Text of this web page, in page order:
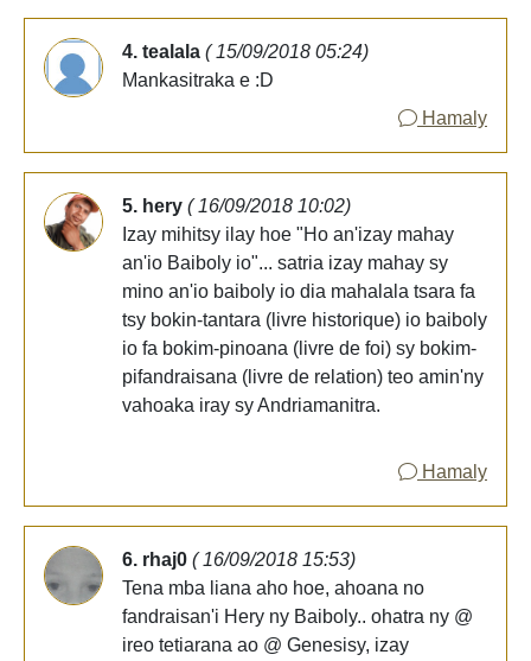
4. tealala ( 15/09/2018 05:24)
Mankasitraka e :D
Hamaly
5. hery ( 16/09/2018 10:02)
Izay mihitsy ilay hoe "Ho an'izay mahay
an'io Baiboly io"... satria izay mahay sy
mino an'io baiboly io dia mahalala tsara fa
tsy bokin-tantara (livre historique) io baiboly
io fa bokim-pinoana (livre de foi) sy bokim-
pifandraisana (livre de relation) teo amin'ny
vahoaka iray sy Andriamanitra.
Hamaly
6. rhaj0 ( 16/09/2018 15:53)
Tena mba liana aho hoe, ahoana no
fandraisan'i Hery ny Baiboly.. ohatra ny @
ireo tetiarana ao @ Genesisy, izay